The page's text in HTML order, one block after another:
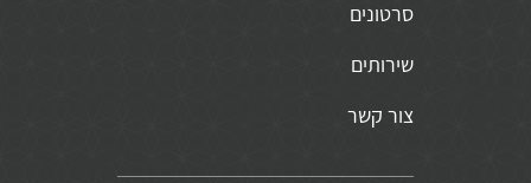
סרטונים
שירותים
צור קשר